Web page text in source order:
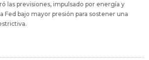
las previsiones, impulsado por energía y
Fed bajo mayor presión para sostener una